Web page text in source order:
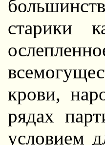
старики
крови,
рядах
условием